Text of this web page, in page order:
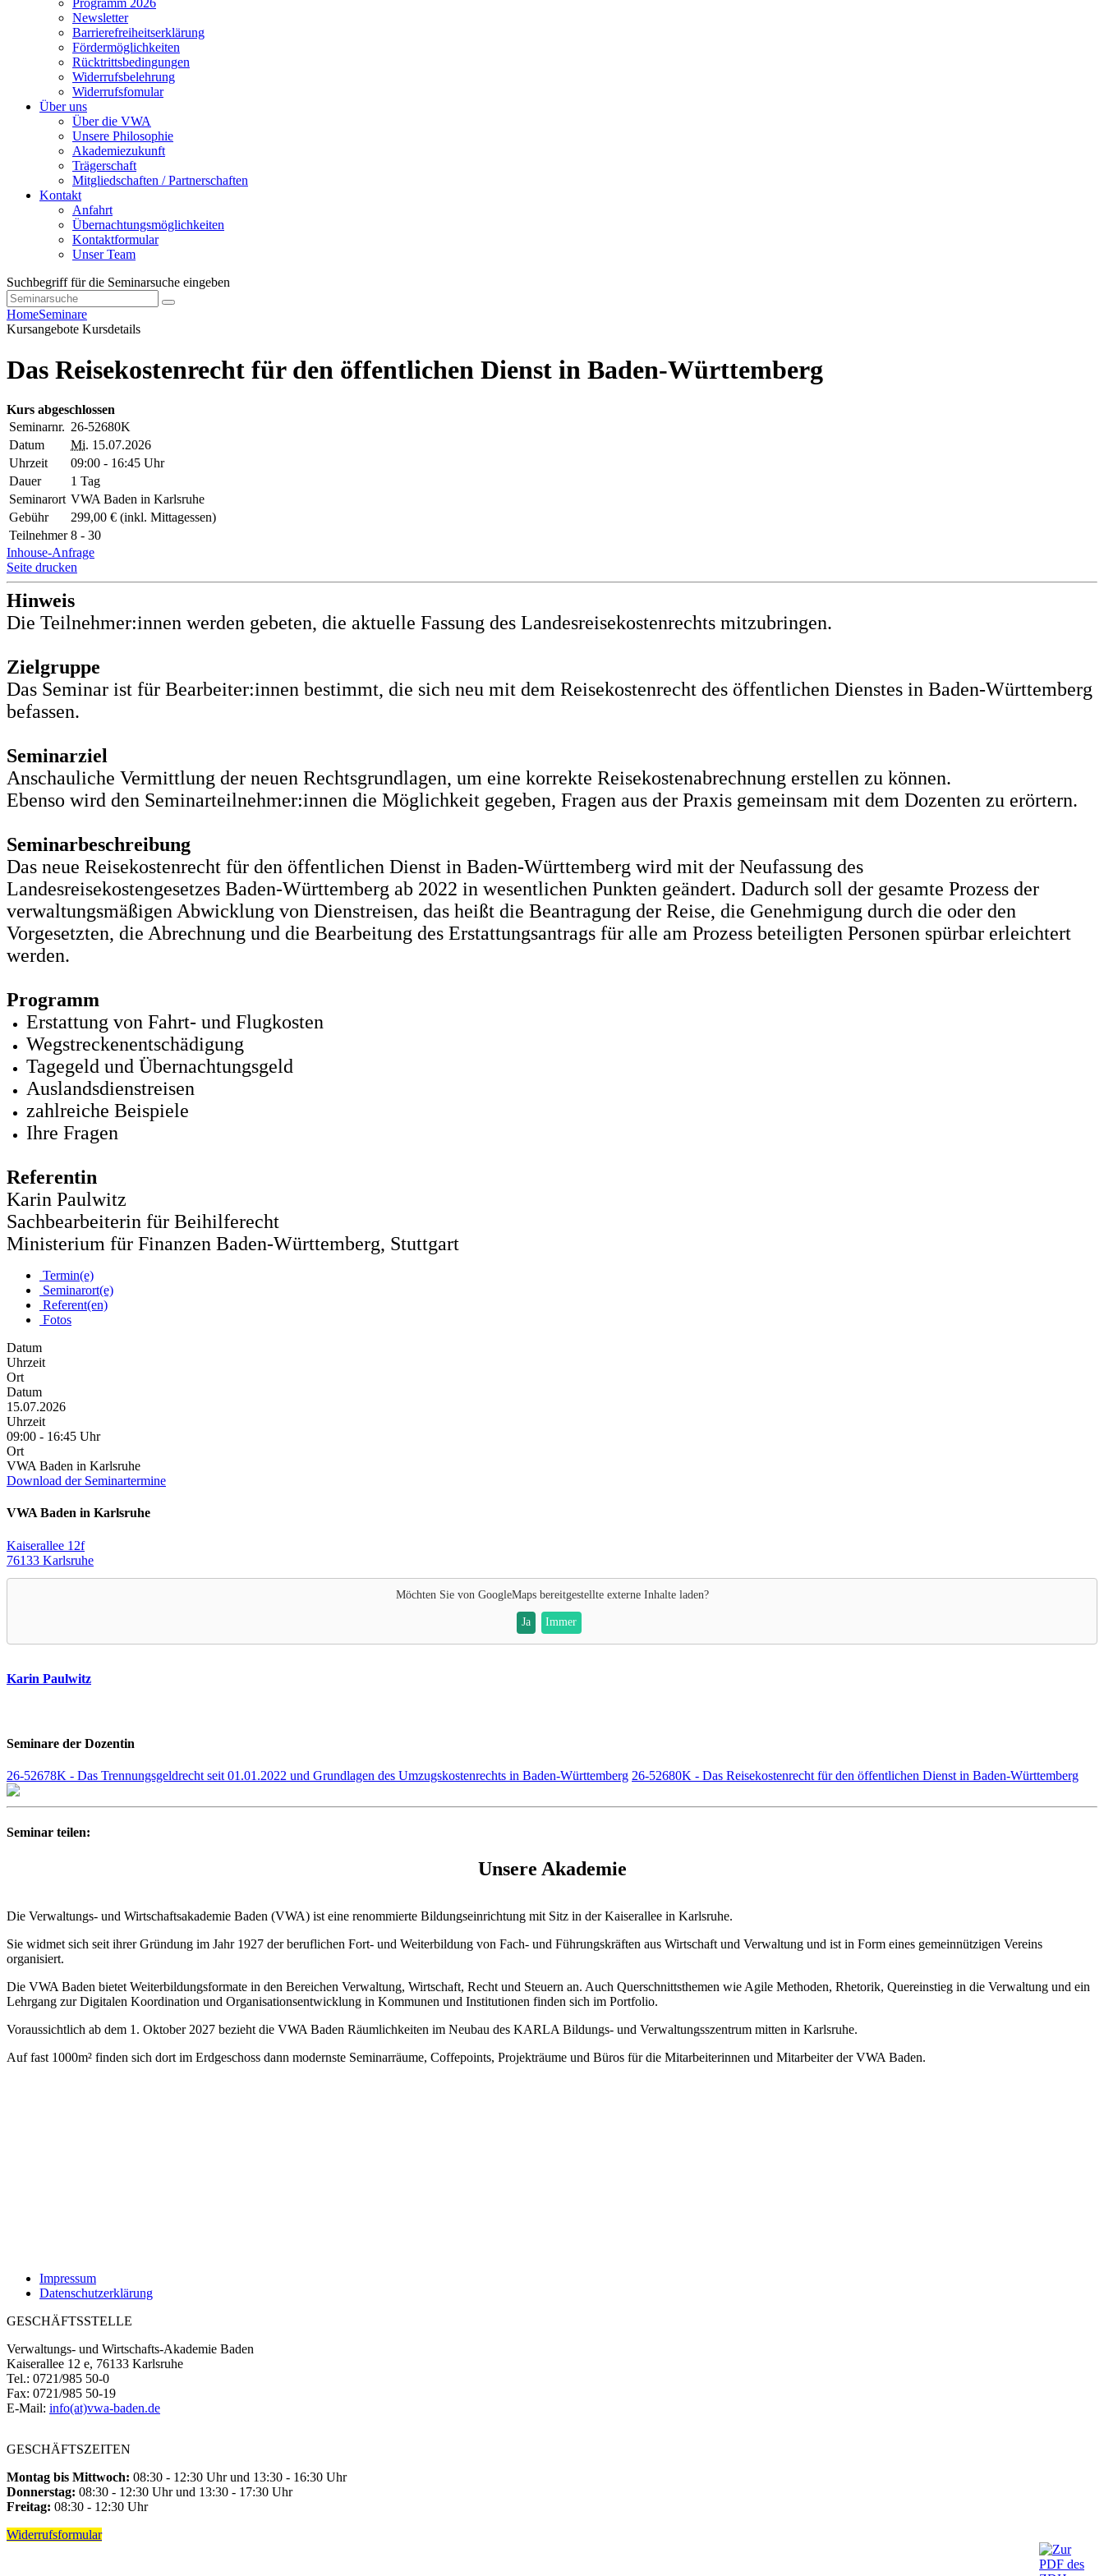
Programm 2026
Newsletter
Barrierefreiheitserklärung
Fördermöglichkeiten
Rücktrittsbedingungen
Widerrufsbelehrung
Widerrufsfomular
Über uns
Über die VWA
Unsere Philosophie
Akademiezukunft
Trägerschaft
Mitgliedschaften / Partnerschaften
Kontakt
Anfahrt
Übernachtungsmöglichkeiten
Kontaktformular
Unser Team
Suchbegriff für die Seminarsuche eingeben
HomeSeminare
Kursangebote Kursdetails
Das Reisekostenrecht für den öffentlichen Dienst in Baden-Württemberg
Kurs abgeschlossen
Seminarnr. 26-52680K
Datum
Mi. 15.07.2026
Uhrzeit
09:00 - 16:45 Uhr
Dauer
1 Tag
Seminarort VWA Baden in Karlsruhe
Gebühr
299,00 € (inkl. Mittagessen)
Teilnehmer 8 - 30
Inhouse-Anfrage
Seite drucken
Hinweis
Die Teilnehmer:innen werden gebeten, die aktuelle Fassung des Landesreisekostenrechts mitzubringen.
Zielgruppe
Das Seminar ist für Bearbeiter:innen bestimmt, die sich neu mit dem Reisekostenrecht des öffentlichen Dienstes in Baden-Württemberg
befassen.
Seminarziel
Anschauliche Vermittlung der neuen Rechtsgrundlagen, um eine korrekte Reisekostenabrechnung erstellen zu können.
Ebenso wird den Seminarteilnehmer:innen die Möglichkeit gegeben, Fragen aus der Praxis gemeinsam mit dem Dozenten zu erörtern.
Seminarbeschreibung
Das neue Reisekostenrecht für den öffentlichen Dienst in Baden-Württemberg wird mit der Neufassung des
Landesreisekostengesetzes Baden-Württemberg ab 2022 in wesentlichen Punkten geändert. Dadurch soll der gesamte Prozess der
verwaltungsmäßigen Abwicklung von Dienstreisen, das heißt die Beantragung der Reise, die Genehmigung durch die oder den
Vorgesetzten, die Abrechnung und die Bearbeitung des Erstattungsantrags für alle am Prozess beteiligten Personen spürbar erleichtert
werden.
Programm
Erstattung von Fahrt- und Flugkosten
Wegstreckenentschädigung
Tagegeld und Übernachtungsgeld
Auslandsdienstreisen
zahlreiche Beispiele
Ihre Fragen
Referentin
Karin Paulwitz
Sachbearbeiterin für Beihilferecht
Ministerium für Finanzen Baden-Württemberg, Stuttgart
Termin(e)
Seminarort(e)
Referent(en)
Fotos
Datum
Uhrzeit
Ort
Datum
15.07.2026
Uhrzeit
09:00 - 16:45 Uhr
Ort
VWA Baden in Karlsruhe
Download der Seminartermine
VWA Baden in Karlsruhe
Kaiserallee 12f
76133 Karlsruhe
Möchten Sie von GoogleMapsbereitgestellte externe Inhalte laden?
Ja Immer
Karin Paulwitz
Seminare der Dozentin
26-52678K - Das Trennungsgeldrecht seit 01.01.2022 und Grundlagen des Umzugskostenrechts in Baden-Württemberg 26-52680K - Das Reisekostenrecht für den öffentlichen Dienst in Baden-Württemberg
Seminar teilen:
Unsere Akademie
Die Verwaltungs- und Wirtschaftsakademie Baden (VWA) ist eine renommierte Bildungseinrichtung mit Sitz in der Kaiserallee in Karlsruhe.
Sie widmet sich seit ihrer Gründung im Jahr 1927 der beruflichen Fort- und Weiterbildung von Fach- und Führungskräften aus Wirtschaft und Verwaltung und ist in Form eines gemeinnützigen Vereins
organisiert.
Die VWA Baden bietet Weiterbildungsformate in den Bereichen Verwaltung, Wirtschaft, Recht und Steuern an. Auch Querschnittsthemen wie Agile Methoden, Rhetorik, Quereinstieg in die Verwaltung und ein
Lehrgang zur Digitalen Koordination und Organisationsentwicklung in Kommunen und Institutionen finden sich im Portfolio.
Voraussichtlich ab dem 1. Oktober 2027 bezieht die VWA Baden Räumlichkeiten im Neubau des KARLA Bildungs- und Verwaltungsszentrum mitten in Karlsruhe.
Auf fast 1000m² finden sich dort im Erdgeschoss dann modernste Seminarräume, Coffepoints, Projekträume und Büros für die Mitarbeiterinnen und Mitarbeiter der VWA Baden.
Impressum
Datenschutzerklärung
GESCHÄFTSSTELLE
Verwaltungs- und Wirtschafts-Akademie Baden
Kaiserallee 12 e, 76133 Karlsruhe
Tel.: 0721/985 50-0
Fax: 0721/985 50-19
E-Mail: info(at)vwa-baden.de
GESCHÄFTSZEITEN
Montag bis Mittwoch: 08:30 - 12:30 Uhr und 13:30 - 16:30 Uhr
Donnerstag: 08:30 - 12:30 Uhr und 13:30 - 17:30 Uhr
Freitag: 08:30 - 12:30 Uhr
Widerrufsformular